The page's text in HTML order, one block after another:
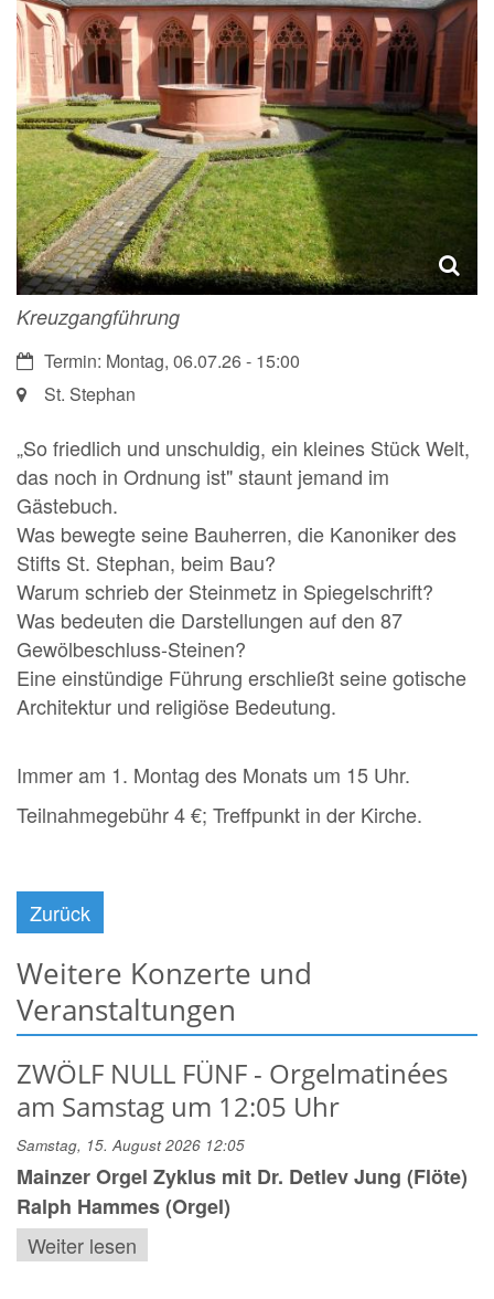
Kreuzgangführung
Datum:Termin: Montag, 06.07.26 - 15:00
Ort: St. Stephan
„So friedlich und unschuldig, ein kleines Stück Welt,
das noch in Ordnung ist" staunt jemand im
Gästebuch.
Was bewegte seine Bauherren, die Kanoniker des
Stifts St. Stephan, beim Bau?
Warum schrieb der Steinmetz in Spiegelschrift?
Was bedeuten die Darstellungen auf den 87
Gewölbeschluss-Steinen?
Eine einstündige Führung erschließt seine gotische
Architektur und religiöse Bedeutung.
Immer am 1. Montag des Monats um 15 Uhr.
Teilnahmegebühr 4 €; Treffpunkt in der Kirche.
Zurück
Weitere Konzerte und
Veranstaltungen
ZWÖLF NULL FÜNF - Orgelmatinées
am Samstag um 12:05 Uhr
Samstag, 15. August 2026 12:05
Mainzer Orgel Zyklus mit Dr. Detlev Jung (Flöte)
Ralph Hammes (Orgel)
Weiter lesen